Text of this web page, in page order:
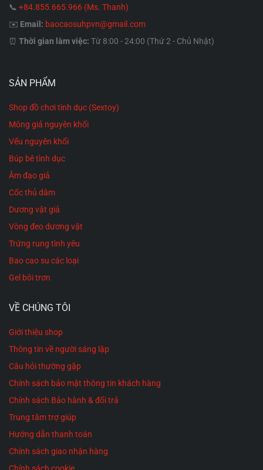
Chúng tathường nghe rằng tình yêu cần sự đổi mới và
sáng tạo để bền vững. Trứng rung tình yêu chính là một
giải pháp hiệu quả giúp các cặp đôi tăng cường sự gắn
📞 +84.855.665.966 (Ms. Thanh)
✉️ Email: baocaosuhpvn@gmail.com
⏰ Thời gian làm việc: Từ 8:00 - 24:00 (Thứ 2 - Chủ Nhật)
SẢN PHẨM
Shop đồ chơi tình dục (Sextoy)
Mông giả nguyên khối
Vếu nguyên khối
Búp bê tình dục
Âm đạo giả
Cốc thủ dâm
Dương vật giả
Vòng đeo dương vật
Trứng rung tình yêu
Bao cao su các loại
Gel bôi trơn
VỀ CHÚNG TÔI
Giới thiệu shop
Thông tin về người sáng lập
Câu hỏi thường gặp
Chính sách bảo mật thông tin khách hàng
Chính sách Bảo hành & đổi trả
Trung tâm trợ giúp
Hướng dẫn thanh toán
Chính sách giao nhận hàng